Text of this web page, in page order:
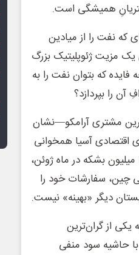
همیشگی است.
که نفت را از میادین
مزیت ژئوپلیتیک بزرگ
که بتوان نفت را به
را بپردازد؟
مشتری آرامکو—نشان
اقتصادی آسیا همخوانی
ندارد. سقوط سفارشات از ۴۷ میلیون بشکه در ماه فوریه به تنها ۱۴ میلیون بشکه در ماه ژوئن،
سفارشات خود را
دیگر «بهینه» نیست.
از گران‌ترین
حاشیه سود منفی